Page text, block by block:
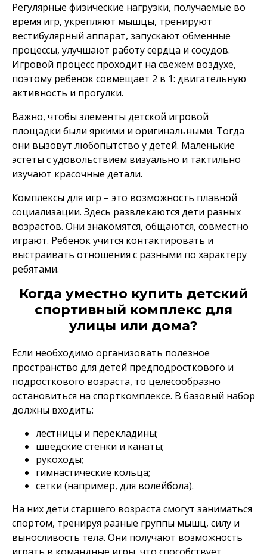
Регулярные физические нагрузки, получаемые во
время игр, укрепляют мышцы, тренируют
вестибулярный аппарат, запускают обменные
процессы, улучшают работу сердца и сосудов.
Игровой процесс проходит на свежем воздухе,
поэтому ребенок совмещает 2 в 1: двигательную
активность и прогулки.
Важно, чтобы элементы детской игровой
площадки были яркими и оригинальными. Тогда
они вызовут любопытство у детей. Маленькие
эстеты с удовольствием визуально и тактильно
изучают красочные детали.
Комплексы для игр – это возможность плавной
социализации. Здесь развлекаются дети разных
возрастов. Они знакомятся, общаются, совместно
играют. Ребенок учится контактировать и
выстраивать отношения с разными по характеру
ребятами.
Когда уместно купить детский
спортивный комплекс для
улицы или дома?
Если необходимо организовать полезное
пространство для детей предподросткового и
подросткового возраста, то целесообразно
остановиться на спорткомплексе. В базовый набор
должны входить:
лестницы и перекладины;
шведские стенки и канаты;
рукоходы;
гимнастические кольца;
сетки (например, для волейбола).
На них дети старшего возраста смогут заниматься
спортом, тренируя разные группы мышц, силу и
выносливость тела. Они получают возможность